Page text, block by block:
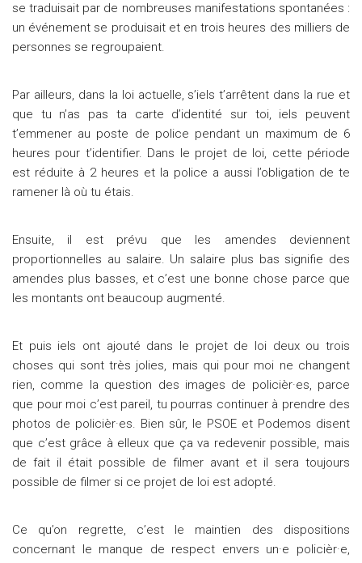
se traduisait par de nombreuses manifestations spontanées :
un événement se produisait et en trois heures des milliers de
personnes se regroupaient.
Par ailleurs, dans la loi actuelle, s’iels t’arrêtent dans la rue et
que tu n’as pas ta carte d’identité sur toi, iels peuvent
t’emmener au poste de police pendant un maximum de 6
heures pour t’identifier. Dans le projet de loi, cette période
est réduite à 2 heures et la police a aussi l’obligation de te
ramener là où tu étais.
Ensuite, il est prévu que les amendes deviennent
proportionnelles au salaire. Un salaire plus bas signifie des
amendes plus basses, et c’est une bonne chose parce que
les montants ont beaucoup augmenté.
Et puis iels ont ajouté dans le projet de loi deux ou trois
choses qui sont très jolies, mais qui pour moi ne changent
rien, comme la question des images de policièr·es, parce
que pour moi c’est pareil, tu pourras continuer à prendre des
photos de policièr·es. Bien sûr, le PSOE et Podemos disent
que c’est grâce à elleux que ça va redevenir possible, mais
de fait il était possible de filmer avant et il sera toujours
possible de filmer si ce projet de loi est adopté.
Ce qu’on regrette, c’est le maintien des dispositions
concernant le manque de respect envers un·e policièr·e,